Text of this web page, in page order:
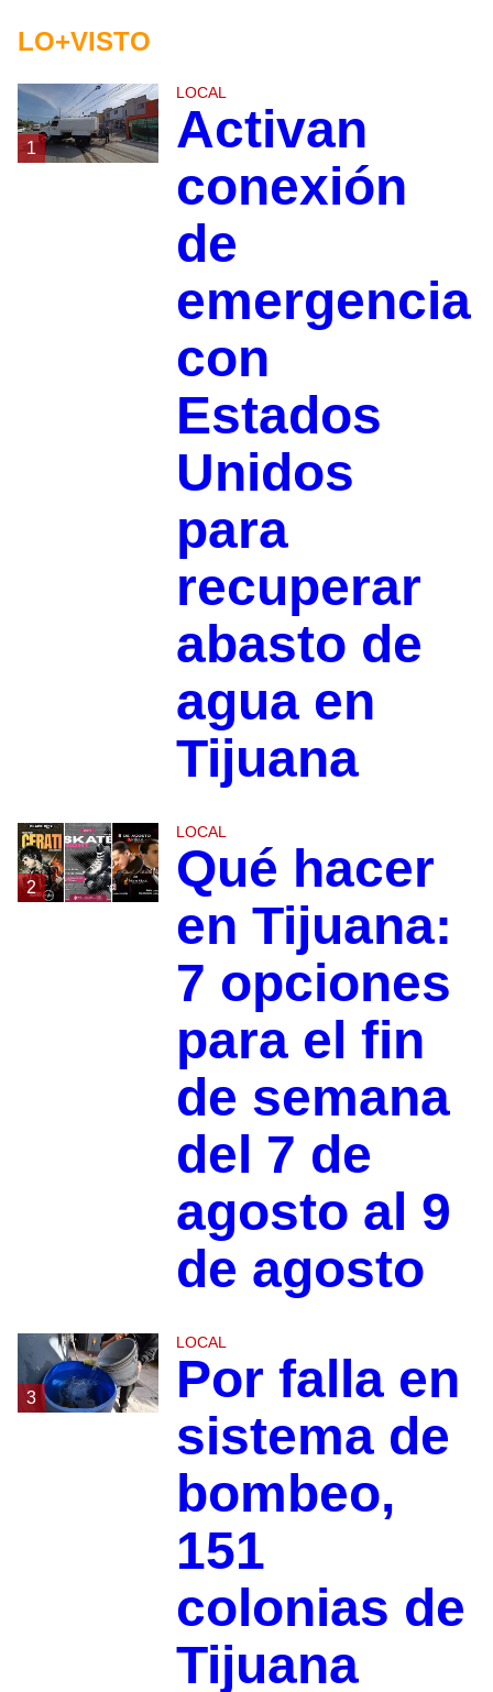
LO+VISTO
1
LOCAL
Activan
conexión
de
emergencia
con
Estados
Unidos
para
recuperar
abasto de
agua en
Tijuana
2
LOCAL
Qué hacer
en Tijuana:
7 opciones
para el fin
de semana
del 7 de
agosto al 9
de agosto
3
LOCAL
Por falla en
sistema de
bombeo,
151
colonias de
Tijuana